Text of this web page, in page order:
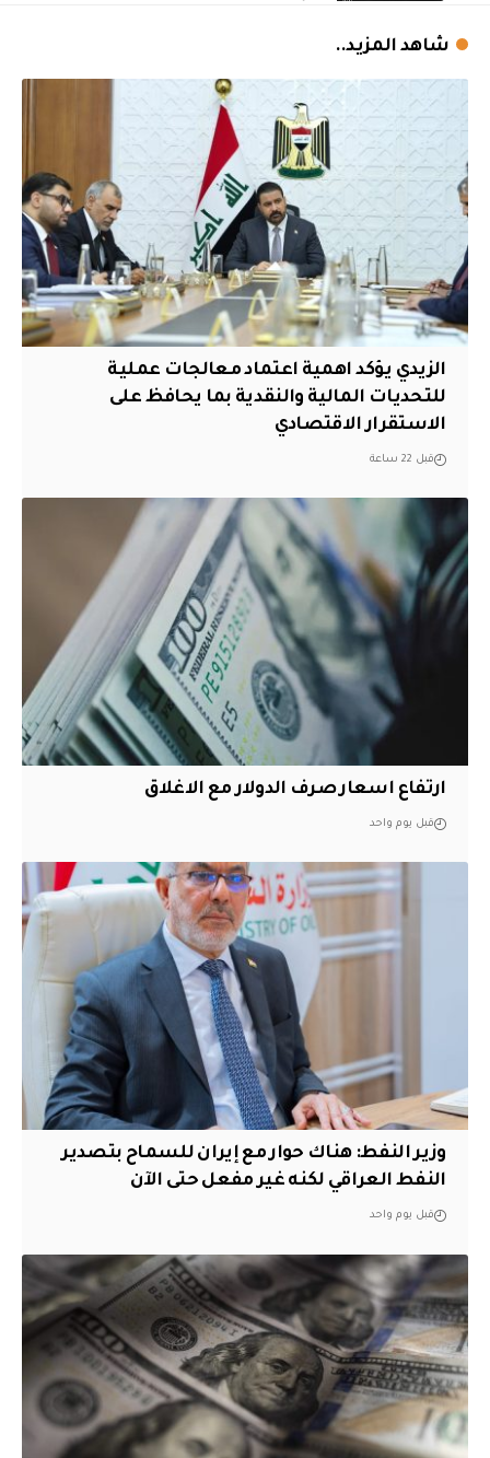
شاهد المزيد..
الزيدي يؤكد اهمية اعتماد معالجات عملية
للتحديات المالية والنقدية بما يحافظ على
الاستقرار الاقتصادي
قبل 22 ساعة
ارتفاع اسعار صرف الدولار مع الاغلاق
قبل يوم واحد
وزير النفط: هناك حوار مع إيران للسماح بتصدير
النفط العراقي لكنه غير مفعل حتى الآن
قبل يوم واحد